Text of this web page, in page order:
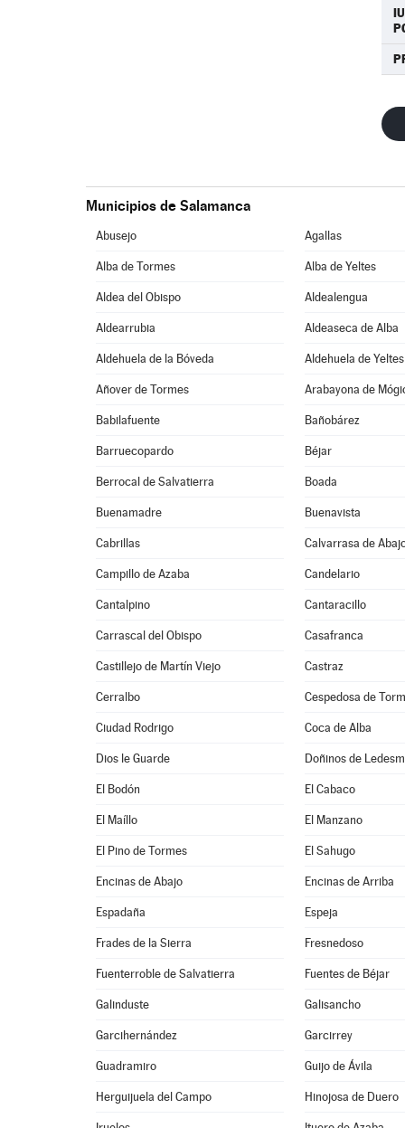
Municipios de Salamanca
Abusejo Agallas
Alba de Tormes Alba de Yeltes
Aldea del Obispo Aldealengua
Aldearrubia Aldeaseca de Alba
Aldehuela de la Bóveda Aldehuela de Yeltes
Añover de Tormes Arabayona de
Babilafuente Bañobárez
Barruecopardo Béjar
Berrocal de Salvatierra Boada
Buenamadre Buenavista
Cabrillas Calvarrasa de
Campillo de Azaba Candelario
Cantalpino Cantaracillo
Carrascal del Obispo Casafranca
Castillejo de Martín Viejo Castraz
Cerralbo Cespedosa de
Ciudad Rodrigo Coca de Alba
Dios le Guarde Doñinos de
El Bodón El Cabaco
El Maíllo El Manzano
El Pino de Tormes El Sahugo
Encinas de Abajo Encinas de Arriba
Espadaña Espeja
Frades de la Sierra Fresnedoso
Fuenterroble de Salvatierra Fuentes de Béjar
Galinduste Galisancho
Garcihernández Garcirrey
Guadramiro Guijo de Ávila
Herguijuela del Campo Hinojosa de Duero